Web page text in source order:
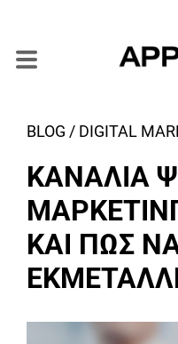
BLOG / DIGITAL
ΚΑΝΑΛΙΑ
ΚΑΙ ΠΩΣ